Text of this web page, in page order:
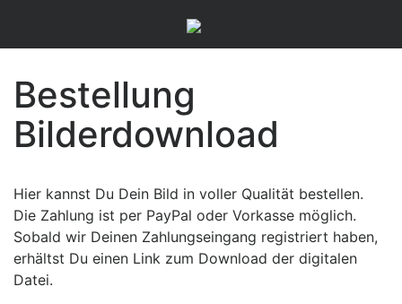
Bestellung
Bilderdownload
Hier kannst Du Dein Bild in voller Qualität bestellen.
Die Zahlung ist per PayPal oder Vorkasse möglich.
Sobald wir Deinen Zahlungseingang registriert haben,
erhältst Du einen Link zum Download der digitalen
Datei.